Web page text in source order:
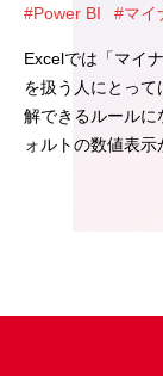
#Power BI #マイ
Excelでは「マイ
を扱う人にとっ
解できるルールに
ォルトの数値表